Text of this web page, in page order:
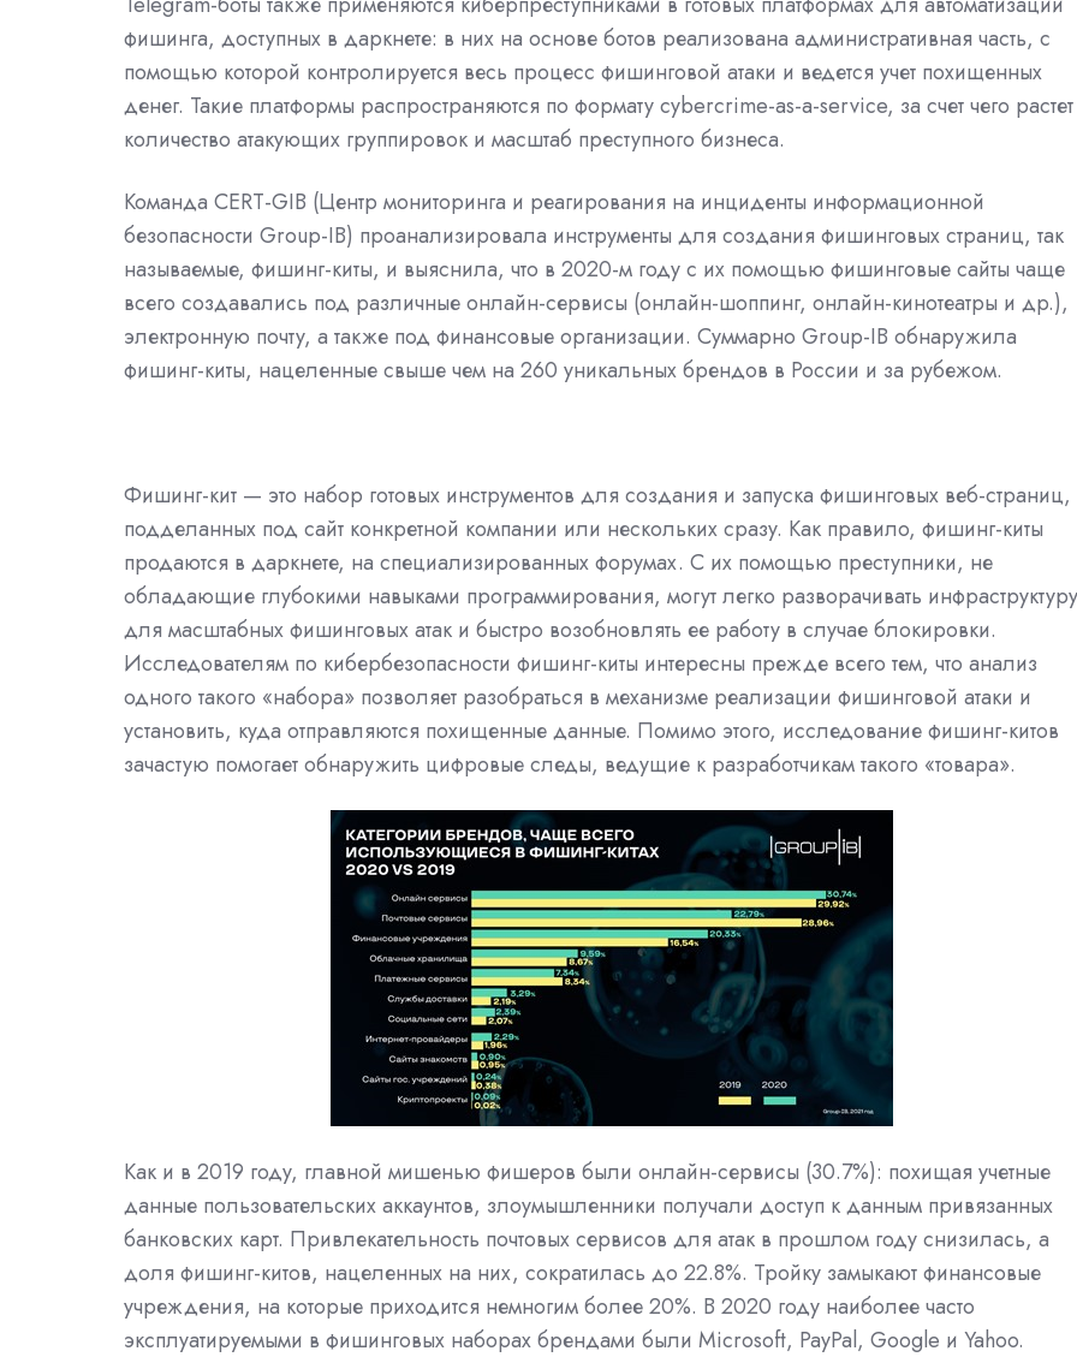
фишинга, доступных в даркнете: в них на основе ботов реализована административная часть, с
помощью которой контролируется весь процесс фишинговой атаки и ведется учет похищенных
денег. Такие платформы распространяются по формату cybercrime-as-a-service, за счет чего растет
количество атакующих группировок и масштаб преступного бизнеса.
Команда CERT-GIB (Центр мониторинга и реагирования на инциденты информационной
безопасности Group-IB) проанализировала инструменты для создания фишинговых страниц, так
называемые, фишинг-киты, и выяснила, что в 2020-м году с их помощью фишинговые сайты чаще
всего создавались под различные онлайн-сервисы (онлайн-шоппинг, онлайн-кинотеатры и др.),
электронную почту, а также под финансовые организации. Суммарно Group-IB обнаружила
фишинг-киты, нацеленные свыше чем на 260 уникальных брендов в России и за рубежом.
Фишинг-кит — это набор готовых инструментов для создания и запуска фишинговых веб-страниц,
подделанных под сайт конкретной компании или нескольких сразу. Как правило, фишинг-киты
продаются в даркнете, на специализированных форумах. С их помощью преступники, не
обладающие глубокими навыками программирования, могут легко разворачивать инфраструктуру
для масштабных фишинговых атак и быстро возобновлять ее работу в случае блокировки.
Исследователям по кибербезопасности фишинг-киты интересны прежде всего тем, что анализ
одного такого «набора» позволяет разобраться в механизме реализации фишинговой атаки и
установить, куда отправляются похищенные данные. Помимо этого, исследование фишинг-китов
зачастую помогает обнаружить цифровые следы, ведущие к разработчикам такого «товара».
Как и в 2019 году, главной мишенью фишеров были онлайн-сервисы (30.7%): похищая учетные
данные пользовательских аккаунтов, злоумышленники получали доступ к данным привязанных
банковских карт. Привлекательность почтовых сервисов для атак в прошлом году снизилась, а
доля фишинг-китов, нацеленных на них, сократилась до 22.8%. Тройку замыкают финансовые
учреждения, на которые приходится немногим более 20%. В 2020 году наиболее часто
эксплуатируемыми в фишинговых наборах брендами были Microsoft, PayPal, Google и Yahoo.